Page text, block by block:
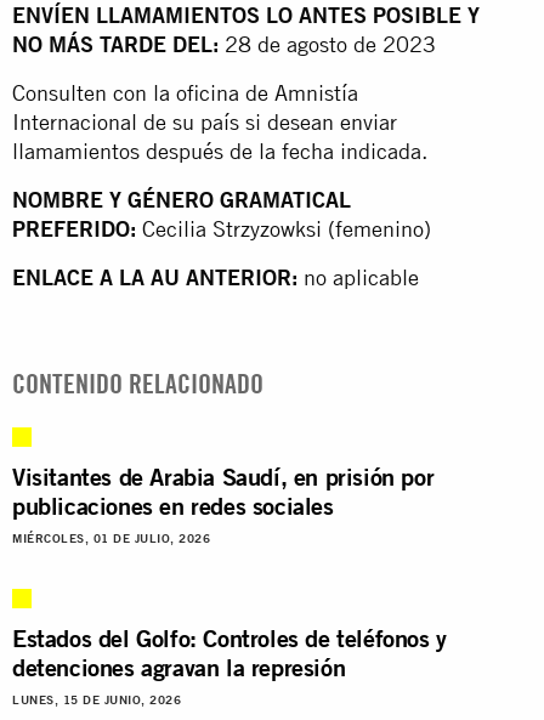
ENVÍEN LLAMAMIENTOS LO ANTES POSIBLE Y
NO MÁS TARDE DEL: 28 de agosto de 2023
Consulten con la oficina de Amnistía
Internacional de su país si desean enviar
llamamientos después de la fecha indicada.
NOMBRE Y GÉNERO GRAMATICAL
PREFERIDO: Cecilia Strzyzowksi (femenino)
ENLACE A LA AU ANTERIOR: no aplicable
CONTENIDO RELACIONADO
Visitantes de Arabia Saudí, en prisión por
publicaciones en redes sociales
MIÉRCOLES, 01 DE JULIO, 2026
Estados del Golfo: Controles de teléfonos y
detenciones agravan la represión
LUNES, 15 DE JUNIO, 2026